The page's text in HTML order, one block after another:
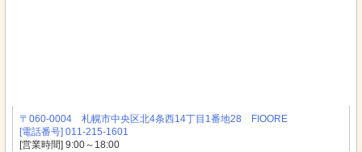
〒060-0004 札幌市中央区北4条西14丁目1番地28 FIOORE
[電話番号] 011-215-1601
[営業時間] 9:00～18:00